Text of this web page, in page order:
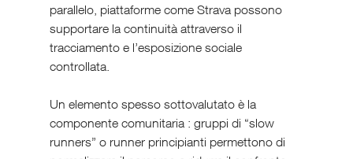
parallelo, piattaforme come Strava possono
supportare la continuità attraverso il
tracciamento e l’esposizione sociale
controllata.
Un elemento spesso sottovalutato è la
componente comunitaria : gruppi di “slow
runners” o runner principianti permettono di